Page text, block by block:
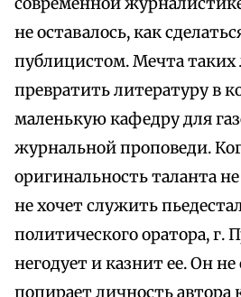
не оставалось, как
публицистом. Мечта
превратить литературу в
маленькую кафедру для
журнальной проповеди.
оригинальность таланта
не хочет служить
политического оратора, г.
негодует и казнит ее. Он не
попирает личность автора